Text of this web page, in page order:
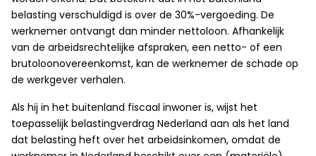
belasting verschuldigd is over de 30%-vergoeding. De
werknemer ontvangt dan minder nettoloon. Afhankelijk
van de arbeidsrechtelijke afspraken, een netto- of een
brutoloonovereenkomst, kan de werknemer de schade op
de werkgever verhalen.
Als hij in het buitenland fiscaal inwoner is, wijst het
toepasselijk belastingverdrag Nederland aan als het land
dat belasting heft over het arbeidsinkomen, omdat de